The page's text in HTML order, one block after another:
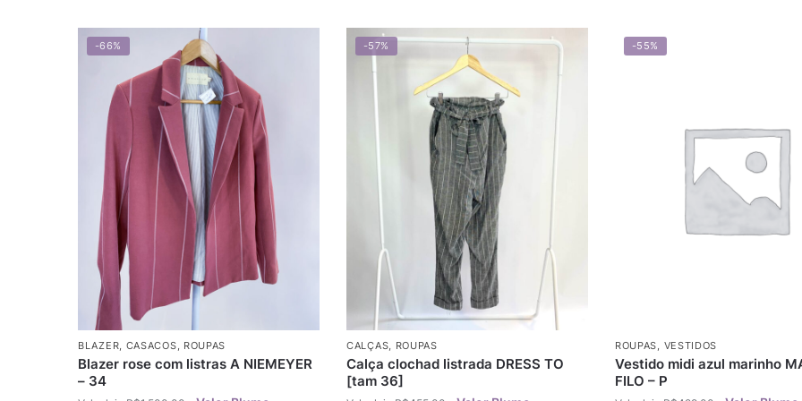
-66%
BLAZER CASACOS ROUPAS
Blazer rose com listras A NIEMEYER
– 34
-57%
CALÇAS ROUPAS
Calça clochad listrada DRESS TO
[tam 36]
-55%
ROUPAS VESTIDOS
Vestido midi azul marinho
FILO – P